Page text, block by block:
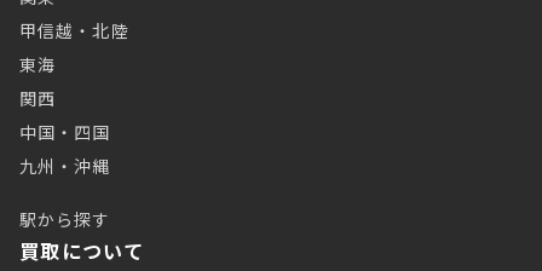
甲信越・北陸
東海
関西
中国・四国
九州・沖縄
駅から探す
買取について